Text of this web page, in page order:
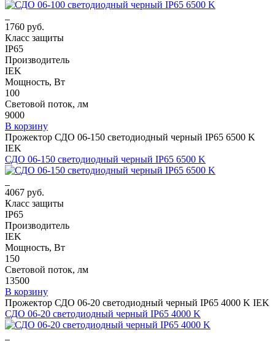
1760 руб.
Класс защиты
IP65
Производитель
IEK
Мощность, Вт
100
Световой поток, лм
9000
В корзину
Прожектор СДО 06-150 светодиодный черный IP65 6500 K
IEK
СДО 06-150 светодиодный черный IP65 6500 K
4067 руб.
Класс защиты
IP65
Производитель
IEK
Мощность, Вт
150
Световой поток, лм
13500
В корзину
Прожектор СДО 06-20 светодиодный черный IP65 4000 K IEK
СДО 06-20 светодиодный черный IP65 4000 K